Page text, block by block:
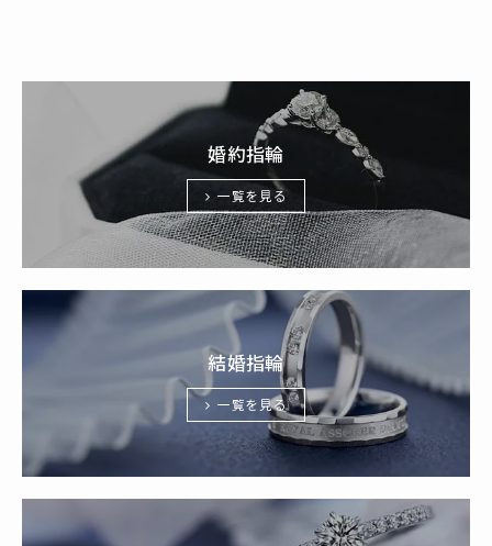
婚約指輪
一覧を見る
結婚指輪
一覧を見る